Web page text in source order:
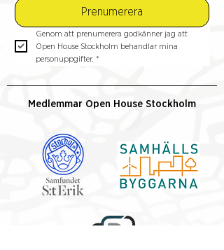
Almhöjden – en cykeltur
historia
Prenumerera
Genom att prenumerera godkänner jag att
Open House Stockholm behandlar mina
personuppgifter. *
Medlemmar Open House Stockholm